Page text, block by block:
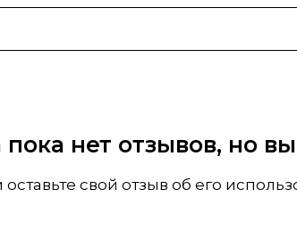
пока нет отзывов, но
свой отзыв об его